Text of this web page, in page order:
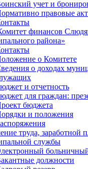
учет и
правовые
финансов
района»
о Комитете
о доходах
и отчетность
для граждан:
бюджета
и положения
труда, заработной
службы
должности